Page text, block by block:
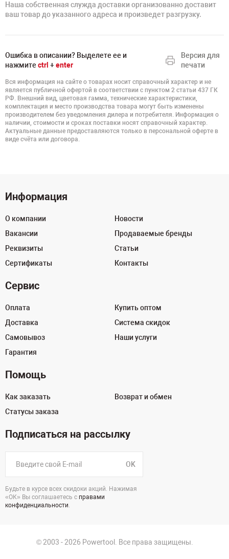
Наша собственная служда доставки организованно доставит
ваш товар до указанного адреса и произведет разгрузку.
Ошибка в описании? Выделете ее и
нажмите ctrl +enter
Версия для
печати
Вся информация на сайте о товарах носит справочный характер и не
является публичной офертой в соответствии с пунктом 2 статьи 437 ГК
РФ. Внешний вид, цветовая гамма, технические характеристики,
комплектация и место производства товара могут быть изменены
производителем без уведомления дилера и потребителя. Информация о
наличии, стоимости и сроках поставки носят справочный характер.
Актуальные данные предоставляются только в персональной оферте в
виде счёта или договора.
Информация
О компании
Вакансии
Реквизиты
Сертификаты
Новости
Продаваемые бренды
Статьи
Контакты
Сервис
Оплата
Доставка
Самовывоз
Гарантия
Купить оптом
Система скидок
Наши услуги
Помощь
Как заказать
Статусы заказа
Возврат и обмен
Подписаться на рассылку
OK
Будьте в курсе всех скидоки акций. Нажимая
«ОК» Вы соглашаетесь с правами
конфиденциальности.
© 2003 - 2026 Powertool. Все права защищены.